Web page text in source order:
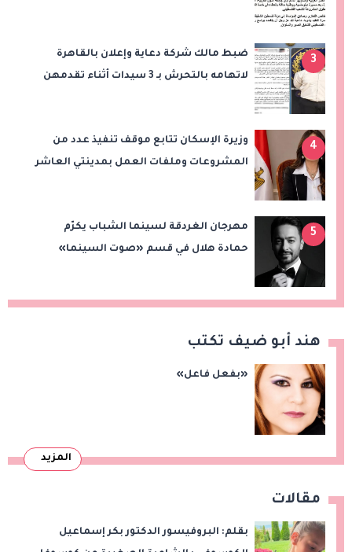
3
ضبط مالك شركة دعاية وإعلان بالقاهرة
لاتهامه بالتحرش بـ 3 سيدات أثناء تقدمهن
4
وزيرة الإسكان تتابع موقف تنفيذ عدد من
المشروعات وملفات العمل بمدينتي العاشر
5
مهرجان الغردقة لسينما الشباب يكرّم
حمادة هلال في قسم «صوت السينما»
هند أبو ضيف تكتب
«بفعل فاعل»
المزيد
مقالات
بقلم: البروفيسور الدكتور بكر إسماعيل